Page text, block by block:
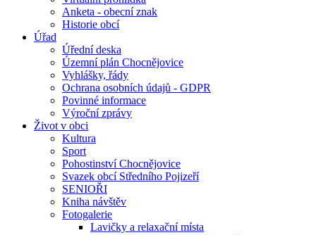
Anketa - obecní znak
Historie obcí
Úřad
Úřední deska
Územní plán Chocnějovice
Vyhlášky, řády
Ochrana osobních údajů - GDPR
Povinné informace
Výroční zprávy
Život v obci
Kultura
Sport
Pohostinství Chocnějovice
Svazek obcí Středního Pojizeří
SENIOŘI
Kniha návštěv
Fotogalerie
Lavičky a relaxační místa